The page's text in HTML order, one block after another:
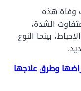
وفاة هذه
الشدة،
بينما النوع
وطرق علاجها